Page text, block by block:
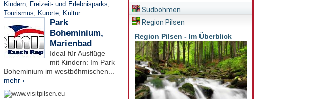
Kindern, Freizeit- und Erlebnisparks,
Tourismus, Kurorte, Kultur
Park
Boheminium,
Marienbad
Ideal für Ausflüge
mit Kindern: Im Park
Boheminium im westböhmischen...
mehr ›
Südböhmen
Region Pilsen
Region Pilsen - Im Überblick